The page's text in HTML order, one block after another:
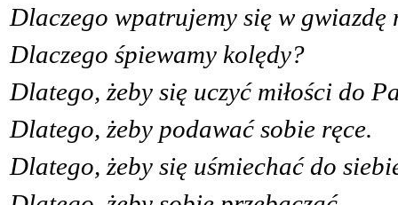
Dlaczego wpatrujemy się w gwiazdę
Dlaczego śpiewamy kolędy?
Dlatego, żeby się uczyć miłości do
Dlatego, żeby podawać sobie ręce.
Dlatego, żeby się uśmiechać do